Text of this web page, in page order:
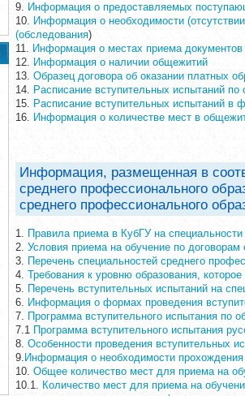
9. Информация о предоставляемых
10. Информация о необходимости
(обследования)
11. Информация о местах приема документов
12. Информация о наличии общежитий
13. Образец договора об оказании платных
14. Расписание вступительных испытаний
15. Расписание вступительных испытаний
16. Информация о количестве мест в
Информация, размещенная в
среднего профессионального
среднего профессионального
1. Правила приема в КубГУ на
2. Условия приема на обучение по
3. Перечень специальностей среднего
4. Требования к уровню образования,
5. Перечень вступительных испытаний на
6. Информация о формах проведения
7. Программа вступительного испытания по
7.1 Программа вступительного испытания
8. Особенности проведения вступительных
9. Информация о необходимости
10. Общее количество мест для приема на
10.1. Количество мест для приема на